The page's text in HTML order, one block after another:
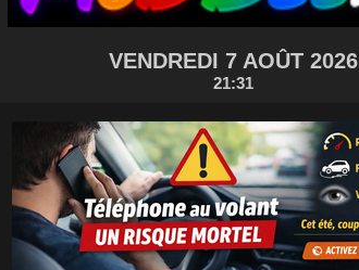
VENDREDI 7 AOÛT 2026
21:31